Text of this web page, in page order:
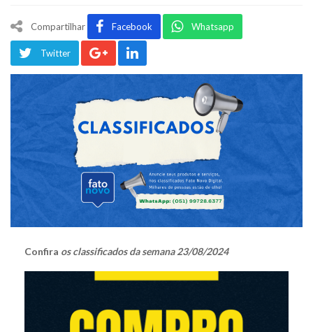
Compartilhar Facebook Whatsapp
Twitter
Confira os classificados da semana 23/08/2024